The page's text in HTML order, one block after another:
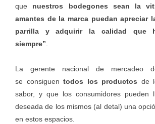
que nuestros bodegones sean la
amantes de la marca puedan apreciar
parrilla y adquirir la calidad que
siempre”
La gerente nacional de mercadeo
se consiguen todos los productos de
sabor, y que los consumidores pueden
deseada de los mismos (al detal) una
en estos espacios.